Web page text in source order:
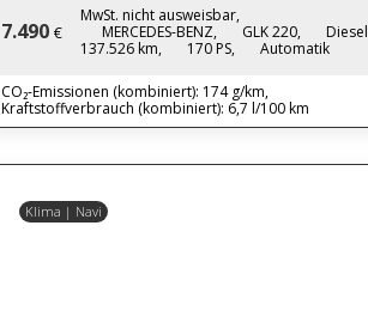
7.490 €
MwSt. nicht ausweisbar,
MERCEDES-BENZ,
GLK 220,
137.526 km,
170 PS, Automatik
CO₂-Emissionen (kombiniert): 174 g/km,
Kraftstoffverbrauch (kombiniert): 6,7 l/100 km
Klima | Navi